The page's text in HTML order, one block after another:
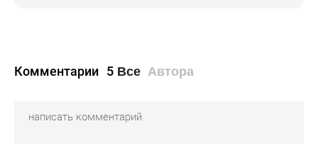
Комментарии 5 Все Автора